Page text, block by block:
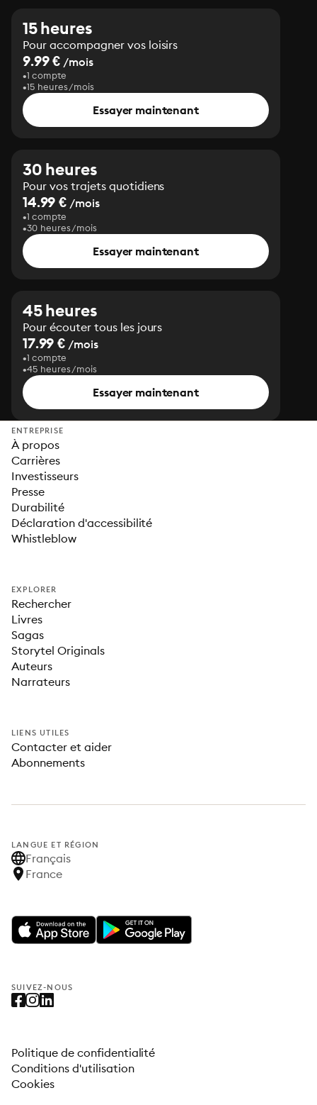
15 heures
Pour accompagner vos loisirs
9.99 € /mois
1 compte
15 heures/mois
Essayer maintenant
30 heures
Pour vos trajets quotidiens
14.99 € /mois
1 compte
30 heures/mois
Essayer maintenant
45 heures
Pour écouter tous les jours
17.99 € /mois
1 compte
45 heures/mois
Essayer maintenant
ENTREPRISE
À propos
Carrières
Investisseurs
Presse
Durabilité
Déclaration d'accessibilité
Whistleblow
EXPLORER
Rechercher
Livres
Sagas
Storytel Originals
Auteurs
Narrateurs
LIENS UTILES
Contacter et aider
Abonnements
LANGUE ET RÉGION
Français
France
SUIVEZ-NOUS
Politique de confidentialité
Conditions d'utilisation
Cookies